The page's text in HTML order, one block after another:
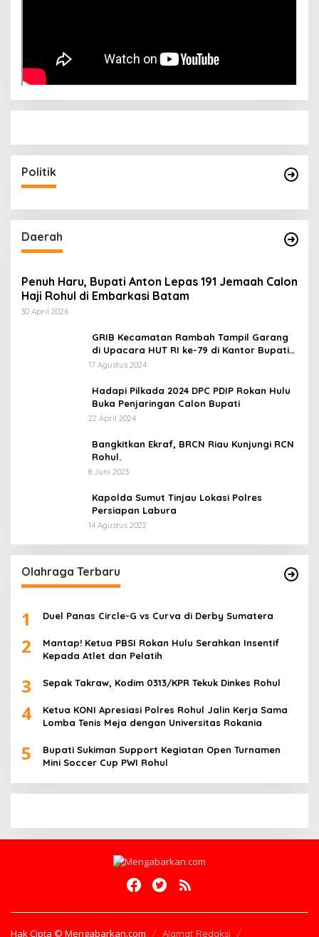
Politik
Daerah
Penuh Haru, Bupati Anton Lepas 191 Jemaah Calon
Haji Rohul di Embarkasi Batam
30 April 2026
GRIB Kecamatan Rambah Tampil Garang
di Upacara HUT RI ke-79 di Kantor Bupati
Rokan Hulu!
17 Agustus 2024
Hadapi Pilkada 2024 DPC PDIP Rokan Hulu
Buka Penjaringan Calon Bupati
22 April 2024
Bangkitkan Ekraf, BRCN Riau Kunjungi RCN
Rohul.
8 Juni 2023
Kapolda Sumut Tinjau Lokasi Polres
Persiapan Labura
14 Agustus 2022
Olahraga Terbaru
1 Duel Panas Circle-G vs Curva di Derby Sumatera
2
Mantap! Ketua PBSI Rokan Hulu Serahkan Insentif
Kepada Atlet dan Pelatih
3 Sepak Takraw, Kodim 0313/KPR Tekuk Dinkes Rohul
4
Ketua KONI Apresiasi Polres Rohul Jalin Kerja Sama
Lomba Tenis Meja dengan Universitas Rokania
5
Bupati Sukiman Support Kegiatan Open Turnamen
Mini Soccer Cup PWI Rohul
Hak Cipta © Mengabarkan.com Alamat Redaksi